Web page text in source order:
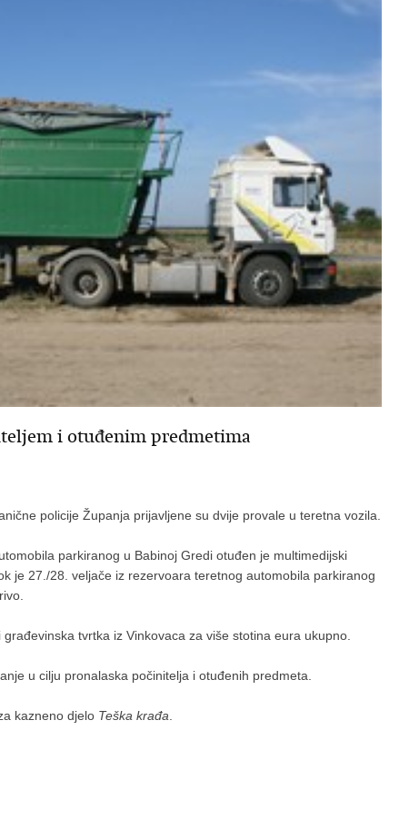
i otuđenim predmetima
policije Županja prijavljene su dvije provale u teretna vozila.
parkiranog u Babinoj Gredi otuđen je multimedijski
je 27./28. veljače iz rezervoara teretnog automobila parkiranog
tvrtka iz Vinkovaca za više stotina eura ukupno.
u cilju pronalaska počinitelja i otuđenih predmeta.
kazneno djelo Teška krađa